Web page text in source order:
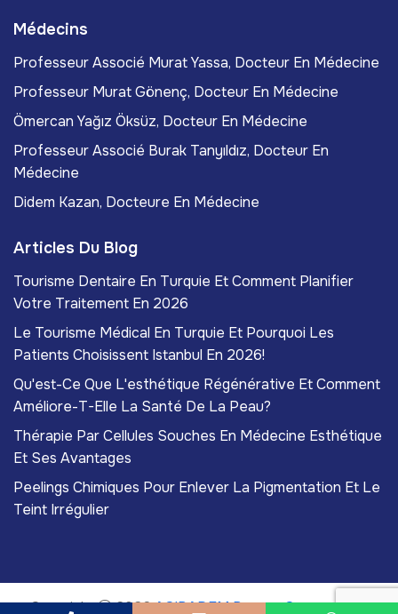
Médecins
Professeur Associé Murat Yassa, Docteur En Médecine
Professeur Murat Gönenç, Docteur En Médecine
Ömercan Yağız Öksüz, Docteur En Médecine
Professeur Associé Burak Tanyıldız, Docteur En
Médecine
Didem Kazan, Docteure En Médecine
Articles Du Blog
Tourisme Dentaire En Turquie Et Comment Planifier
Votre Traitement En 2026
Le Tourisme Médical En Turquie Et Pourquoi Les
Patients Choisissent Istanbul En 2026!
Qu'est-Ce Que L'esthétique Régénérative Et Comment
Améliore-T-Elle La Santé De La Peau?
Thérapie Par Cellules Souches En Médecine Esthétique
Et Ses Avantages
Peelings Chimiques Pour Enlever La Pigmentation Et Le
Teint Irrégulier
Copyright 2026ACIBADEM Beauty Center. Tous